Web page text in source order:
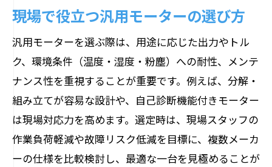
メンテナンスしやすいモーターの選び方
現場で重視したいメンテナンス体制
汎用モーターのメンテナンス頻度を考え
る
モーター寿命を延ばすための実践的対策
産業用モーター寿命を延ばす管理法
モーターの寿命はどう決まるのか解説
現場で役立つ汎用モーターの選び方
汎用モーターを選ぶ際は、用途に応じた出力やトル
ク、環境条件（温度・湿度・粉塵）への耐性、メンテ
ナンス性を重視することが重要です。例えば、分解・
組み立てが容易な設計や、自己診断機能付きモーター
は現場対応力を高めます。選定時は、現場スタッフの
作業負荷軽減や故障リスク低減を目標に、複数メーカ
ーの仕様を比較検討し、最適な一台を見極めることが